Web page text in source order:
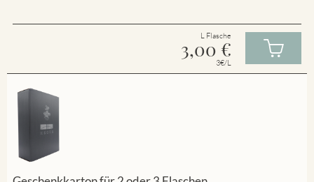
L Flasche
3,00 €
3€/L